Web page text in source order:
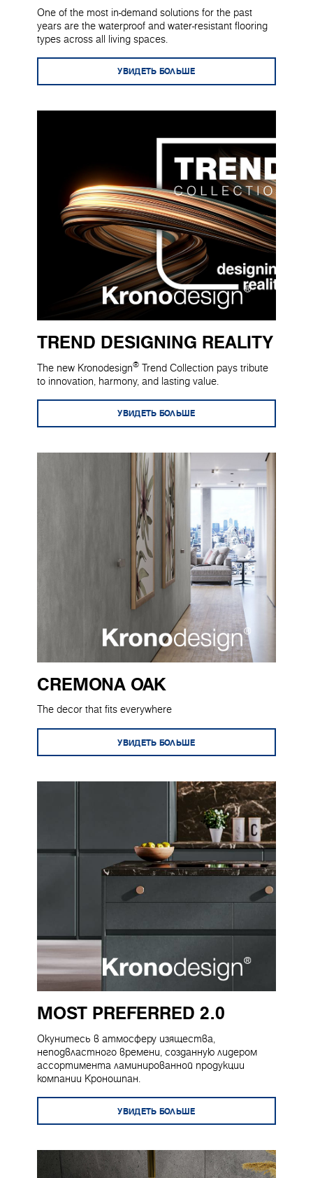
One of the most in-demand solutions for the past
years are the waterproof and water-resistant flooring
types across all living spaces.
УВИДЕТЬ БОЛЬШЕ
TREND DESIGNING REALITY
The new Kronodesign® Trend Collection pays tribute
to innovation, harmony, and lasting value.
УВИДЕТЬ БОЛЬШЕ
CREMONA OAK
The decor that fits everywhere
УВИДЕТЬ БОЛЬШЕ
MOST PREFERRED 2.0
Окунитесь в атмосферу изящества,
неподвластного времени, созданную лидером
ассортимента ламинированной продукции
компании Кроношпан.
УВИДЕТЬ БОЛЬШЕ